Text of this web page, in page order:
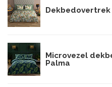
Microvezel
Palma